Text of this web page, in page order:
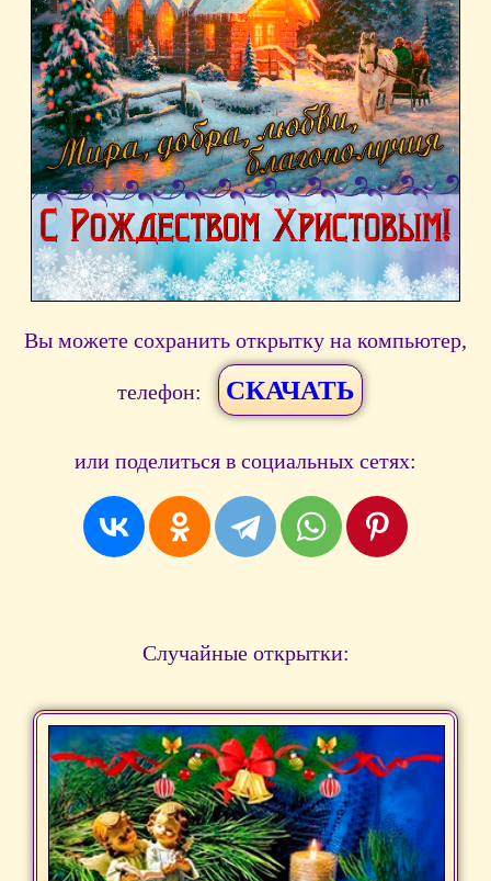
Вы можете сохранить открытку на компьютер,
телефон: СКАЧАТЬ
или поделиться в социальных сетях:
Случайные открытки: